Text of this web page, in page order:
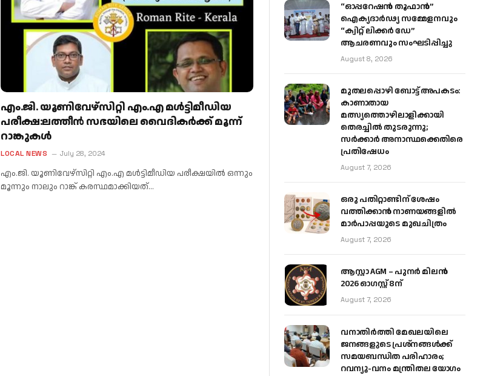
എം.ജി. യൂണിവേഴ്സിറ്റി എം.എ മൾട്ടിമീഡിയ
പരീക്ഷ:ലത്തീൻ സഭയിലെ വൈദികർക്ക് മൂന്ന്
റാങ്കുകൾ
LOCAL NEWS July 28, 2024
എം.ജി. യൂണിവേഴ്സിറ്റി എം.എ മൾട്ടിമീഡിയ പരീക്ഷയിൽ ഒന്നും
മൂന്നും നാലും റാങ്ക് കരസ്ഥമാക്കിയത്…
“ഓപ്പറേഷൻ തൂഫാൻ”
ഐക്യദാർഢ്യ സമ്മേളനവും
“ക്വിറ്റ് ലിക്കർ ഡേ”
ആചരണവും സംഘടിപ്പിച്ചു
August 8, 2026
മുതലപ്പൊഴി ബോട്ട് അപകടം:
കാണാതായ
മത്സ്യത്തൊഴിലാളിക്കായി
തെരച്ചിൽ തുടരുന്നു;
സർക്കാർ അനാസ്ഥക്കെതിരെ
പ്രതിഷേധം
August 7, 2026
ഒരു പതിറ്റാണ്ടിന് ശേഷം
വത്തിക്കാൻ നാണയങ്ങളിൽ
മാർപാപ്പയുടെ മുഖചിത്രം
August 7, 2026
ആസ്റ്റാ AGM – പുനർ മിലൻ
2026 ഓഗസ്റ്റ് 8ന്
August 7, 2026
വനാതിർത്തി മേഖലയിലെ
ജനങ്ങളുടെ പ്രശ്നങ്ങൾക്ക്
സമയബന്ധിത പരിഹാരം;
റവന്യൂ-വനം മന്ത്രിതല യോഗം